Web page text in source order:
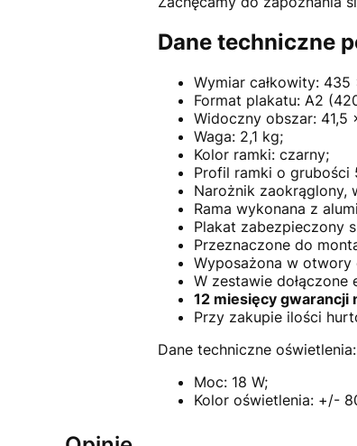
Dane techniczne
Wymiar całkowity:
Format plakatu: A2
Widoczny obszar: 41,5
Waga: 2,1 kg;
Kolor ramki: czarny;
Profil ramki o grubości
Narożnik zaokrąglony,
Rama wykonana z
Plakat zabezpieczony
Przeznaczone do
Wyposażona w
W zestawie dołączone
12 miesięcy gwarancji
Przy zakupie ilości
Dane techniczne oświetlenia:
Moc: 18 W;
Kolor oświetlenia: +/-